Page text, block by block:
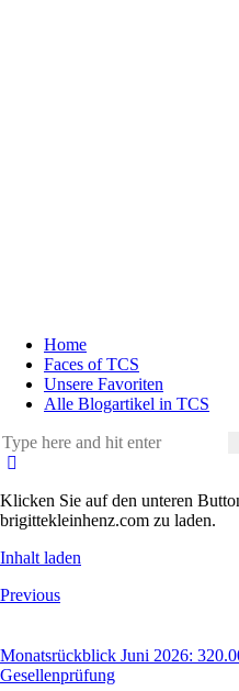
Home
Faces of TCS
Unsere Favoriten
Alle Blogartikel in TCS
Klicken Sie auf den unteren
brigittekleinhenz.com zu laden.
Inhalt laden
Beitragsnavigation
Previous
Monatsrückblick Juni 2026:
Gesellenprüfung